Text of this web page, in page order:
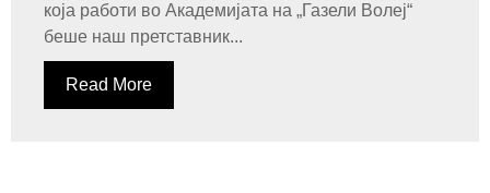
која работи во Академијата на „Газели Волеј“
беше наш претставник...
Read More